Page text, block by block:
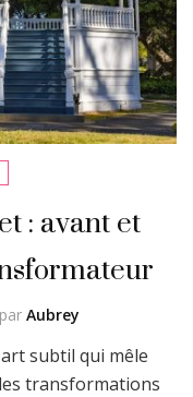
: avant et
par Aubrey
subtil qui mêle
transformations